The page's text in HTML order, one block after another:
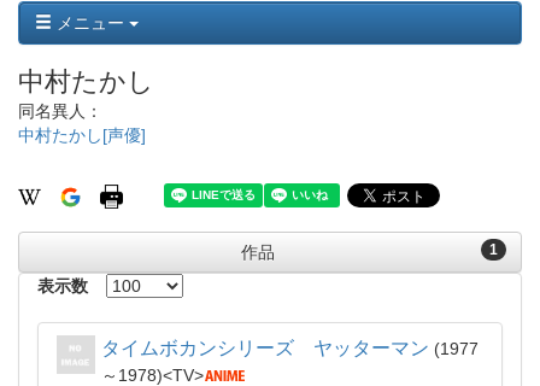
ン
メニュー
中村たかし
同名異人：
中村たかし[声優]
1
作品
表示数
タイムボカンシリーズ ヤッターマン
1977
～1978
TV